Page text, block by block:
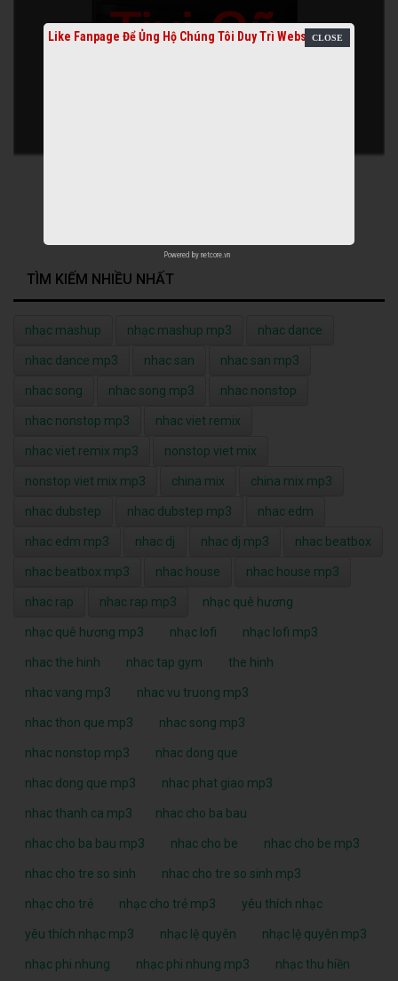
TÌM KIẾM NHIỀU NHẤT
nhạc mashup nhạc mashup mp3 nhac dance
nhac dance mp3 nhac san nhac san mp3
nhac song nhac song mp3 nhac nonstop
nhac nonstop mp3 nhac viet remix
nhac viet remix mp3 nonstop viet mix
nonstop viet mix mp3 china mix china mix mp3
nhac dubstep nhac dubstep mp3 nhac edm
nhac edm mp3 nhac dj nhac dj mp3 nhac beatbox
nhac beatbox mp3 nhac house nhac house mp3
nhac rap nhac rap mp3 nhạc quê hương
nhạc quê hương mp3 nhạc lofi nhạc lofi mp3
nhac the hinh nhac tap gym the hinh
nhac vang mp3 nhac vu truong mp3
nhac thon que mp3 nhac song mp3
nhac nonstop mp3 nhac dong que
nhac dong que mp3 nhac phat giao mp3
nhac thanh ca mp3 nhac cho ba bau
nhac cho ba bau mp3 nhac cho be nhac cho be mp3
nhac cho tre so sinh nhac cho tre so sinh mp3
nhạc cho trẻ nhạc cho trẻ mp3 yêu thích nhạc
yêu thích nhạc mp3 nhạc lệ quyên nhạc lệ quyên mp3
nhạc phi nhung nhạc phi nhung mp3 nhạc thu hiền
Like Fanpage Để Ủng Hộ Chúng Tôi Duy Trì Website
Powered by netcore.vn